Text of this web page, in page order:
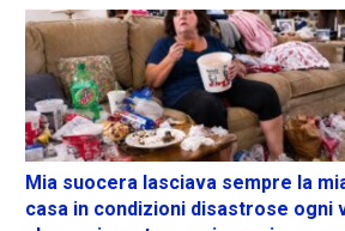
Mia suocera lasciava sempre la
casa in condizioni disastrose ogni